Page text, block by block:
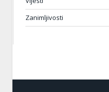
Zanimljivosti